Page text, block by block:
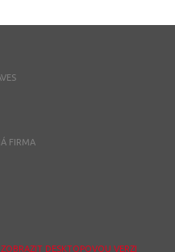
ZOBRAZIT DESKTOPOVOU VERZI